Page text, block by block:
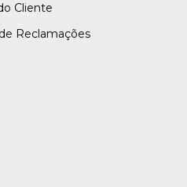
Cliente
Reclamações